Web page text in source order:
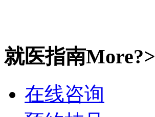
就医指南More?>
在线咨询